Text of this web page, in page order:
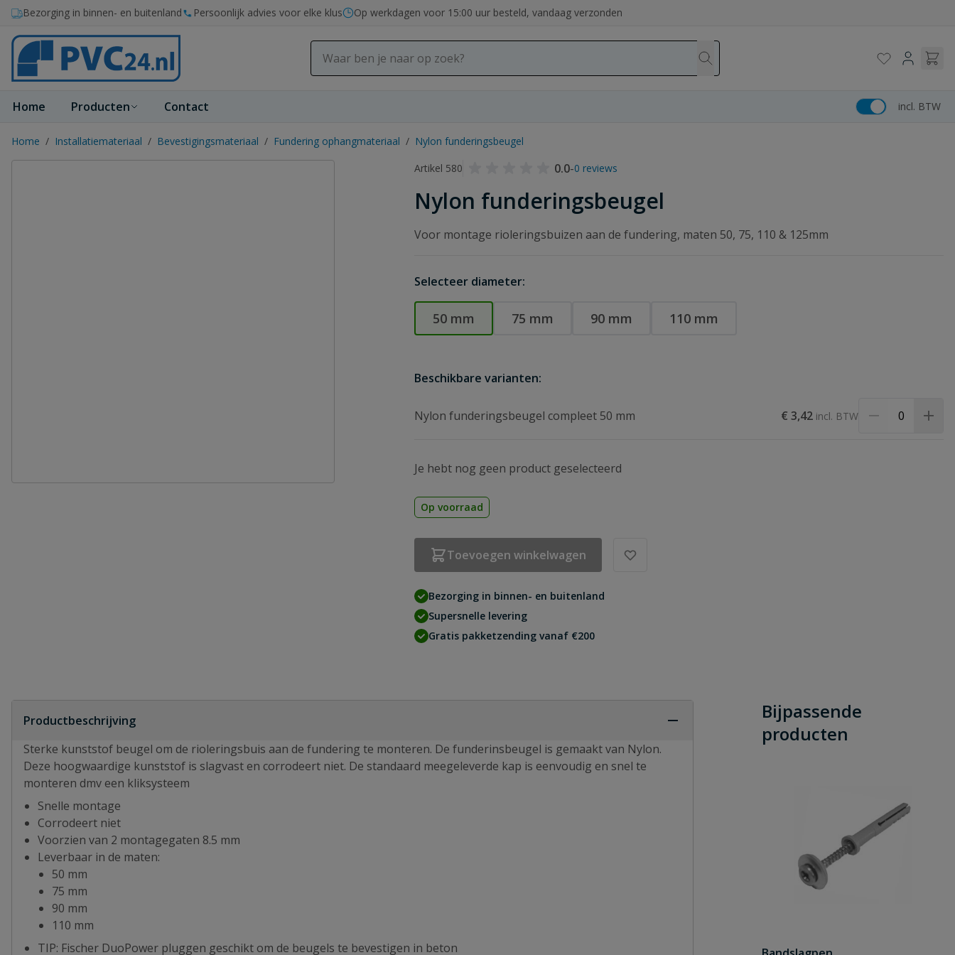
Ga naar de inhoud
Bezorging in binnen- en buitenland Persoonlijk advies voor elke klus Op werkdagen voor 15:00 uur besteld, vandaag verzonden
Home Producten Contact incl. BTW
Home / Installatiemateriaal / Bevestigingsmateriaal / Fundering ophangmateriaal / Nylon funderingsbeugel
Artikel 580
0.0-0 reviews
Nylon funderingsbeugel
Voor montage rioleringsbuizen aan de fundering, maten 50, 75, 110 & 125mm
Selecteer diameter:
50 mm 75 mm 90 mm 110 mm
Beschikbare varianten:
Nylon funderingsbeugel compleet 50 mm € 3,42
Je hebt nog geen product geselecteerd
Op voorraad
Toevoegen winkelwagen
Bezorging in binnen- en buitenland
Supersnelle levering
Gratis pakketzending vanaf €200
Productbeschrijving
Sterke kunststof beugel om de rioleringsbuis aan de fundering te monteren. De funderinsbeugel is gemaakt van Nylon.
Deze hoogwaardige kunststof is slagvast en corrodeert niet. De standaard meegeleverde kap is eenvoudig en snel te
monteren dmv een kliksysteem
Snelle montage
Corrodeert niet
Voorzien van 2 montagegaten 8.5 mm
Leverbaar in de maten:
50 mm
75 mm
90 mm
110 mm
TIP: Fischer DuoPower pluggen geschikt om de beugels te bevestigen in beton
Bijpassende
producten